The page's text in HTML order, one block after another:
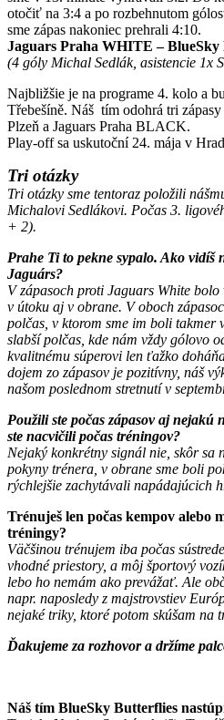
otočiť na 3:4 a po rozbehnutom
sme zápas nakoniec prehrali 4:10.
Jaguars Praha WHITE – BlueSky
(4 góly Michal Sedlák, asistencie 1x
Najbližšie je na programe 4. kolo a
Třebešíně. Náš tím odohrá tri
Plzeň a Jaguars Praha BLACK.
Play-off sa uskutoční 24. mája v
Tri otázky
Tri otázky sme tentoraz položili
Michalovi Sedlákovi. Počas 3.
+ 2).
Prahe Ti to pekne sypalo. Ako vidíš
Jaguárs?
V zápasoch proti Jaguars White bolo
v útoku aj v obrane. V oboch
polčas, v ktorom sme im boli takmer
slabší polčas, kde nám vždy gólovo
kvalitnému súperovi len ťažko
dojem zo zápasov je pozitívny, náš
našom poslednom stretnutí v
Použili ste počas zápasov aj nejakú
ste nacvičili počas tréningov?
Nejaký konkrétny signál nie, skôr
pokyny trénera, v obrane sme boli
rýchlejšie zachytávali napádajúcich
Trénuješ len počas kempov alebo
tréningy?
Väčšinou trénujem iba počas
vhodné priestory, a môj športový
lebo ho nemám ako prevážať. Ale
napr. naposledy z majstrovstiev
nejaké triky, ktoré potom skúšam na
Ďakujeme za rozhovor a držíme
Náš tím BlueSky Butterflies